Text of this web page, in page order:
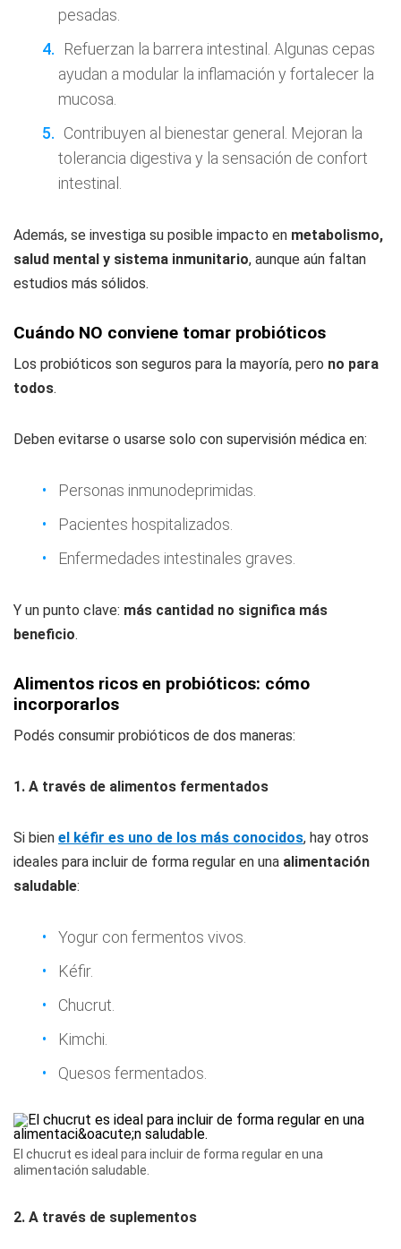
pesadas.
Refuerzan la barrera intestinal. Algunas cepas
ayudan a modular la inflamación y fortalecer la
mucosa.
Contribuyen al bienestar general. Mejoran la
tolerancia digestiva y la sensación de confort
intestinal.
Además, se investiga su posible impacto en metabolismo,
salud mental y sistema inmunitario, aunque aún faltan
estudios más sólidos.
Cuándo NO conviene tomar probióticos
Los probióticos son seguros para la mayoría, pero no para
todos.
Deben evitarse o usarse solo con supervisión médica en:
Personas inmunodeprimidas.
Pacientes hospitalizados.
Enfermedades intestinales graves.
Y un punto clave: más cantidad no significa más
beneficio.
Alimentos ricos en probióticos: cómo
incorporarlos
Podés consumir probióticos de dos maneras:
1. A través de alimentos fermentados
Si bien el kéfir es uno de los más conocidos, hay otros
ideales para incluir de forma regular en una alimentación
saludable:
Yogur con fermentos vivos.
Kéfir.
Chucrut.
Kimchi.
Quesos fermentados.
El chucrut es ideal para incluir de forma regular en una
alimentación saludable.
2. A través de suplementos